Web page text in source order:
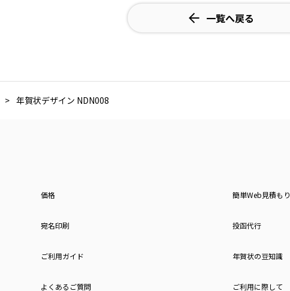
一覧へ戻る
年賀状デザイン NDN008
価格 簡単Web見積もり
宛名印刷 投函代行
ご利用ガイド 年賀状の豆知識
よくあるご質問 ご利用に際して